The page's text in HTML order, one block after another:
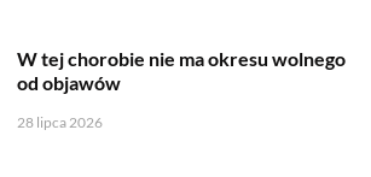
W tej chorobie nie ma okresu wolnego
od objawów
28 lipca 2026